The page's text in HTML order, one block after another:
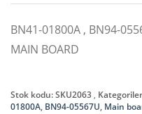
BN41-01800A , BN94-
MAIN BOARD
Stok kodu:SKU2063
01800A, BN94-05567U, Main